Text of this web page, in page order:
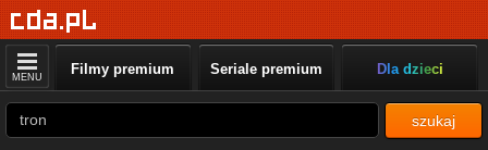
MENU Filmy premium Seriale premium Dla dzieci
szukaj